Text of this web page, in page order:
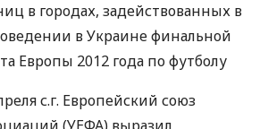
в городах, задействованных в
в Украине финальной
Европы 2012 года по футболу
с.г. Европейский союз